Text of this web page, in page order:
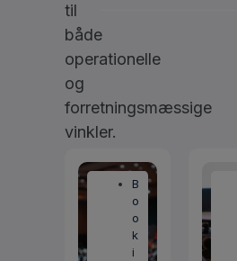
til
både
operationelle
og
forretningsmæssige
vinkler.
B
o
o
k
i